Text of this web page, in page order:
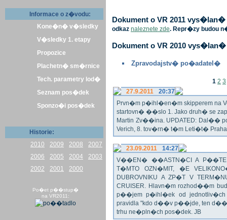
Informace o z�vodu:
Kone�n� v�sledky
V�sledky 1. etapy
Propozice
Plachetn� sm�rnice
Tech. parametry lod�
Seznam pos�dek
Sponzo�i pos�dek
Historie:
2010
2009 2008
2007
2006
2005 2004
2003
2002
2001 2000
Po�et p��stup�
na VR2011:
Dokument o VR 2011
odkaz naleznete zde. Repr�zy budou
Dokument o VR 2010
Zpravodajstv� po�adatel�
1 2 3
27.9.2011
20:37
Prvn�m p�ihl�en�m skipperem na
startovn� ��slo 1. Jako druh� se
Martin Zv��ina. UPDATED: Dal��
Verich, 8. tov�rn� t�m Leti�t� Praha
23.09.2011
14:27
V��EN� ��ASTN�CI A
T�MTO OZN�MIT, �E
DUBROVNIKU A ZP�T V
CRUISER. Hlavn�m rozhod��m
p��jem p�ihl�ek od
pravidla "kdo d��v p��jde, ten
trhu ne�pln�ch pos�dek. JB